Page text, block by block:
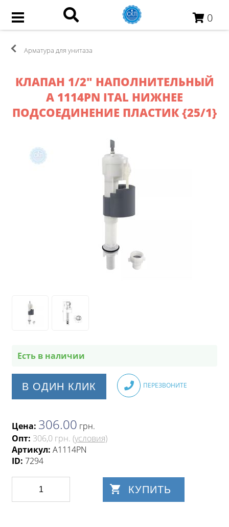
0
Арматура для унитаза
КЛАПАН 1/2" НАПОЛНИТЕЛЬНЫЙ
A 1114PN ITAL НИЖНЕЕ
ПОДСОЕДИНЕНИЕ ПЛАСТИК {25/1}
Есть в наличии
В ОДИН КЛИК ПЕРЕЗВОНИТЕ
Цена: 306.00 грн.
Опт: 306,0 грн. (условия)
Артикул: A1114PN
ID: 7294
КУПИТЬ